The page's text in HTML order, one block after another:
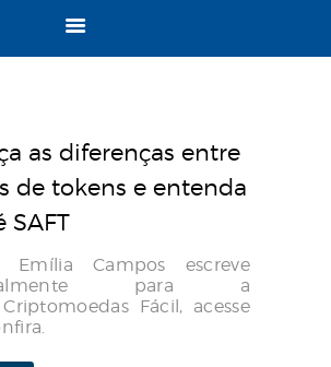
as diferenças entre
de tokens e entenda
SAFT
Emília Campos escreve
para a
Fácil, acesse